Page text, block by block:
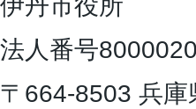
伊丹市役所
法人番号
〒664-8503 兵